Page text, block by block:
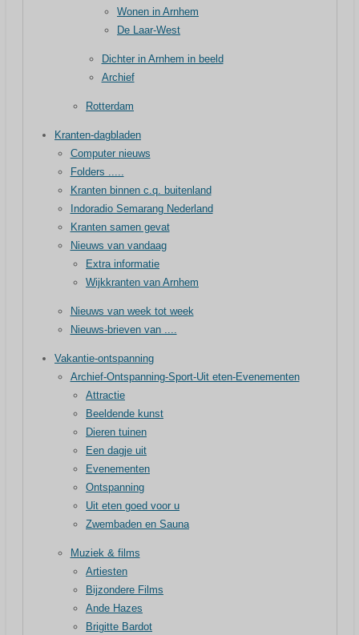
Wonen in Arnhem
De Laar-West
Dichter in Arnhem in beeld
Archief
Rotterdam
Kranten-dagbladen
Computer nieuws
Folders .....
Kranten binnen c.q. buitenland
Indoradio Semarang Nederland
Kranten samen gevat
Nieuws van vandaag
Extra informatie
Wijkkranten van Arnhem
Nieuws van week tot week
Nieuws-brieven van ....
Vakantie-ontspanning
Archief-Ontspanning-Sport-Uit eten-Evenementen
Attractie
Beeldende kunst
Dieren tuinen
Een dagje uit
Evenementen
Ontspanning
Uit eten goed voor u
Zwembaden en Sauna
Muziek & films
Artiesten
Bijzondere Films
Ande Hazes
Brigitte Bardot